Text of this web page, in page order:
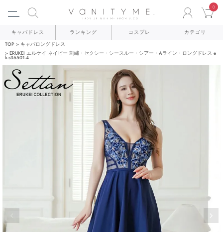
0
キャバドレス ランキング コスプレ カテゴリ
TOP
キャバロングドレス
ERUKEI エルケイ ネイビー 刺繍・セクシー・シースルー・シアー・Aライン・ロングドレス e
k-s36501-4